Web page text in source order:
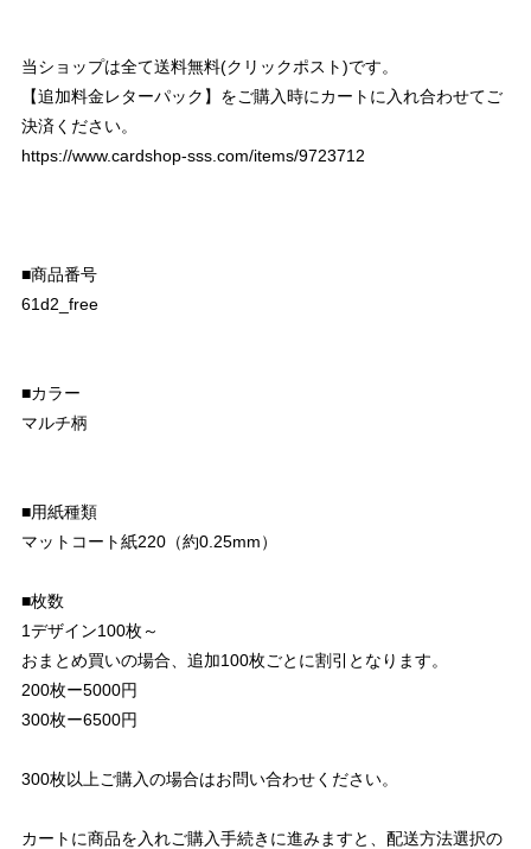
当ショップは全て送料無料(クリックポスト)です。
【追加料金レターパック】をご購入時にカートに入れ合わせてご
決済ください。
https://www.cardshop-sss.com/items/9723712
■商品番号
61d2_free
■カラー
マルチ柄
■用紙種類
マットコート紙220（約0.25mm）
■枚数
1デザイン100枚～
おまとめ買いの場合、追加100枚ごとに割引となります。
200枚ー5000円
300枚ー6500円
300枚以上ご購入の場合はお問い合わせください。
カートに商品を入れご購入手続きに進みますと、配送方法選択の